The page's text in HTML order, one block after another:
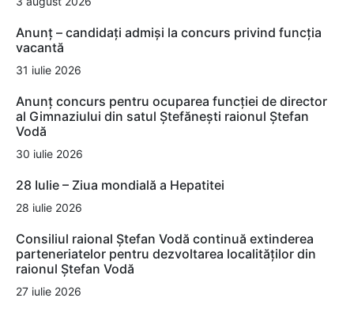
Anunț – candidați admiși la concurs privind funcția
vacantă
31 iulie 2026
Anunț concurs pentru ocuparea funcției de director
al Gimnaziului din satul Ștefănești raionul Ștefan
Vodă
30 iulie 2026
28 Iulie – Ziua mondială a Hepatitei
28 iulie 2026
Consiliul raional Ștefan Vodă continuă extinderea
parteneriatelor pentru dezvoltarea localităților din
raionul Ștefan Vodă
27 iulie 2026